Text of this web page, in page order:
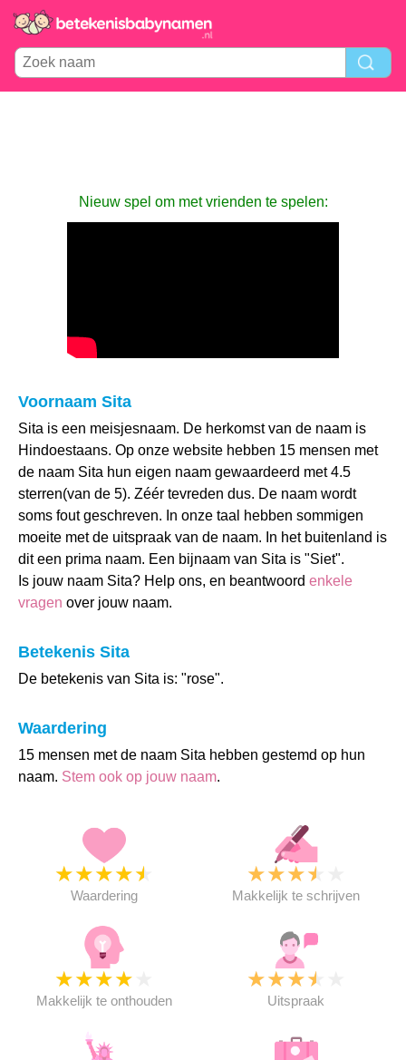
Nieuw spel om met vrienden te spelen:
Voornaam Sita
Sita is een meisjesnaam. De herkomst van de naam is
Hindoestaans. Op onze website hebben 15 mensen met
de naam Sita hun eigen naam gewaardeerd met 4.5
sterren(van de 5). Zéér tevreden dus. De naam wordt
soms fout geschreven. In onze taal hebben sommigen
moeite met de uitspraak van de naam. In het buitenland is
dit een prima naam. Een bijnaam van Sita is "Siet".
Is jouw naam Sita? Help ons, en beantwoord enkele
vragen over jouw naam.
Betekenis Sita
De betekenis van Sita is: "rose".
Waardering
15 mensen met de naam Sita hebben gestemd op hun
naam. Stem ook op jouw naam.
★★★★★
Waardering
★★★★
Makkelijk te schrijven
★★★★
Makkelijk te onthouden
★★★★
Uitspraak